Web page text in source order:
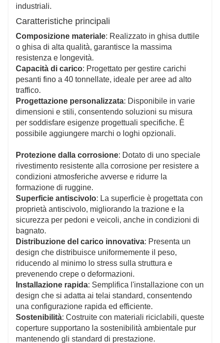
industriali.
Caratteristiche principali
Composizione materiale: Realizzato in ghisa duttile
o ghisa di alta qualità, garantisce la massima
resistenza e longevità.
Capacità di carico: Progettato per gestire carichi
pesanti fino a 40 tonnellate, ideale per aree ad alto
traffico.
Progettazione personalizzata: Disponibile in varie
dimensioni e stili, consentendo soluzioni su misura
per soddisfare esigenze progettuali specifiche. È
possibile aggiungere marchi o loghi opzionali.
Protezione dalla corrosione: Dotato di uno speciale
rivestimento resistente alla corrosione per resistere a
condizioni atmosferiche avverse e ridurre la
formazione di ruggine.
Superficie antiscivolo: La superficie è progettata con
proprietà antiscivolo, migliorando la trazione e la
sicurezza per pedoni e veicoli, anche in condizioni di
bagnato.
Distribuzione del carico innovativa: Presenta un
design che distribuisce uniformemente il peso,
riducendo al minimo lo stress sulla struttura e
prevenendo crepe o deformazioni.
Installazione rapida: Semplifica l'installazione con un
design che si adatta ai telai standard, consentendo
una configurazione rapida ed efficiente.
Sostenibilità: Costruite con materiali riciclabili, queste
coperture supportano la sostenibilità ambientale pur
mantenendo gli standard di prestazione.